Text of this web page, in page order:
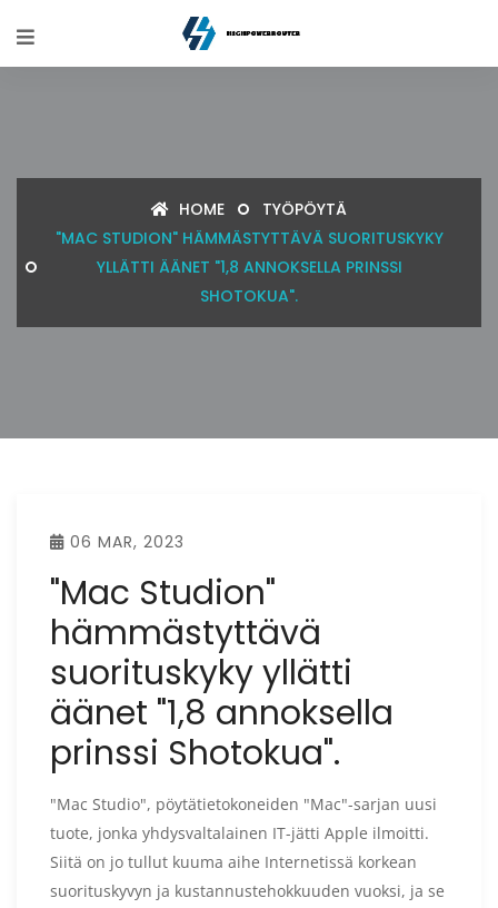
HOME
TYÖPÖYTÄ
"MAC STUDION" HÄMMÄSTYTTÄVÄ SUORITUSKYKY
YLLÄTTI ÄÄNET "1,8 ANNOKSELLA PRINSSI
SHOTOKUA".
06 MAR, 2023
"Mac Studion"
hämmästyttävä
suorituskyky yllätti
äänet "1,8 annoksella
prinssi Shotokua".
"Mac Studio", pöytätietokoneiden "Mac"-sarjan uusi
tuote, jonka yhdysvaltalainen IT-jätti Apple ilmoitti.
Siitä on jo tullut kuuma aihe Internetissä korkean
suorituskyvyn ja kustannustehokkuuden vuoksi, ja se